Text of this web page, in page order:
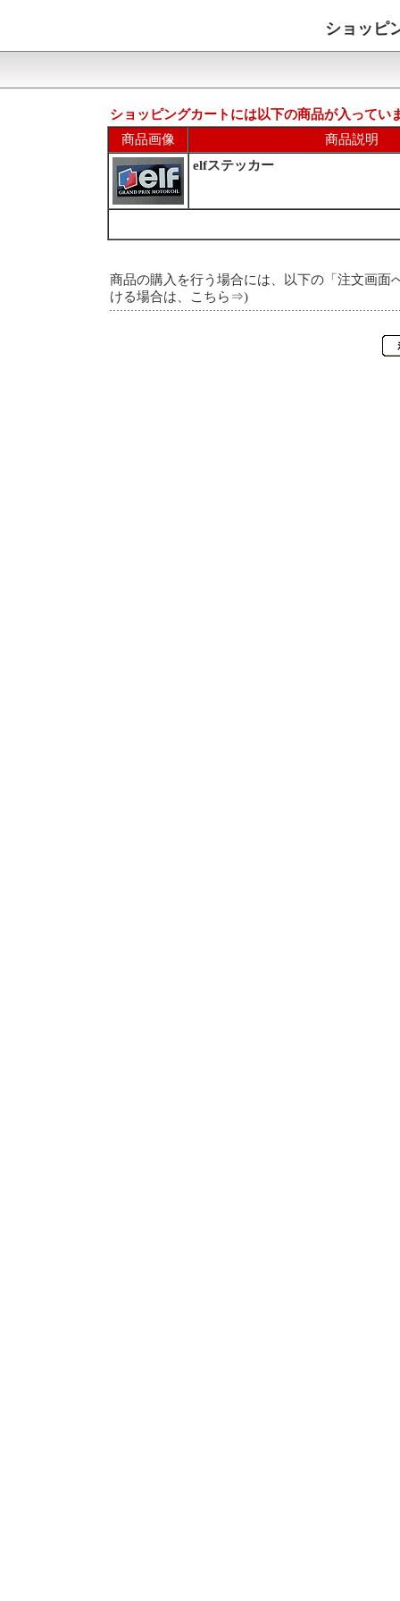
ショッピ
ショッピングカートには以下の商品が入ってい
商品画像
商品説明
elfステッカー
商品の購入を行う場合には、以下の「注文画面
ける場合は、こちら⇒)